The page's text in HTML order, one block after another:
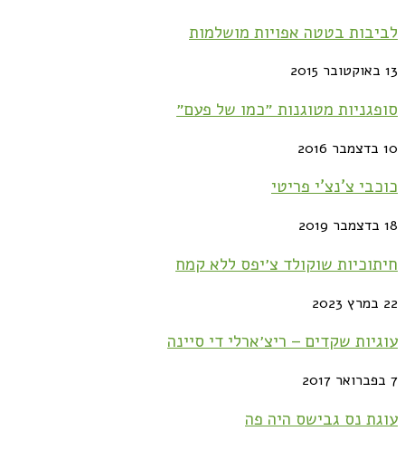
לביבות בטטה אפויות מושלמות
13 באוקטובר 2015
סופגניות מטוגנות ״כמו של פעם״
10 בדצמבר 2016
כוכבי צ'נצ'י פריטי
18 בדצמבר 2019
חיתוכיות שוקולד צ׳יפס ללא קמח
22 במרץ 2023
עוגיות שקדים – ריצ׳ארלי די סיינה
7 בפברואר 2017
עוגת נס גבישס היה פה